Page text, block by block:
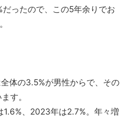
ったので、この5年余りでお
体の3.5%が男性からで、その
す。
1.6%、2023年は2.7%。年々増